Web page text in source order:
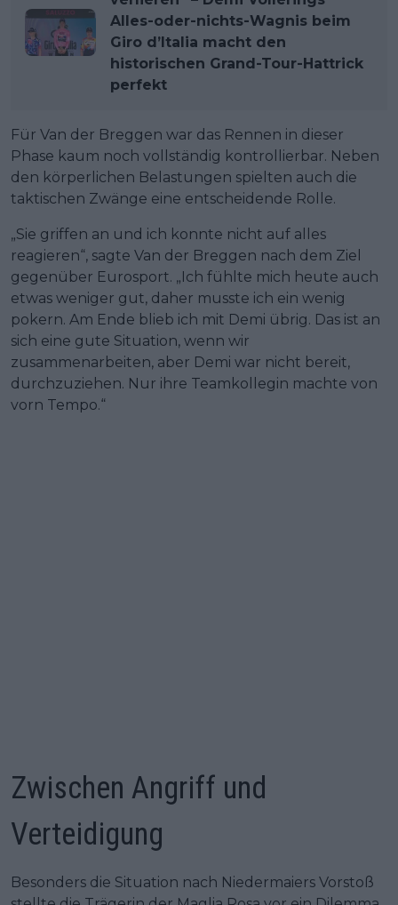
Alles-oder-nichts-Wagnis beim
Giro d’Italia macht den
historischen Grand-Tour-Hattrick
perfekt
Für Van der Breggen war das Rennen in dieser
Phase kaum noch vollständig kontrollierbar. Neben
den körperlichen Belastungen spielten auch die
taktischen Zwänge eine entscheidende Rolle.
„Sie griffen an und ich konnte nicht auf alles
reagieren“, sagte Van der Breggen nach dem Ziel
gegenüber Eurosport. „Ich fühlte mich heute auch
etwas weniger gut, daher musste ich ein wenig
pokern. Am Ende blieb ich mit Demi übrig. Das ist an
sich eine gute Situation, wenn wir
zusammenarbeiten, aber Demi war nicht bereit,
durchzuziehen. Nur ihre Teamkollegin machte von
vorn Tempo.“
Zwischen Angriff und
Verteidigung
Besonders die Situation nach Niedermaiers Vorstoß